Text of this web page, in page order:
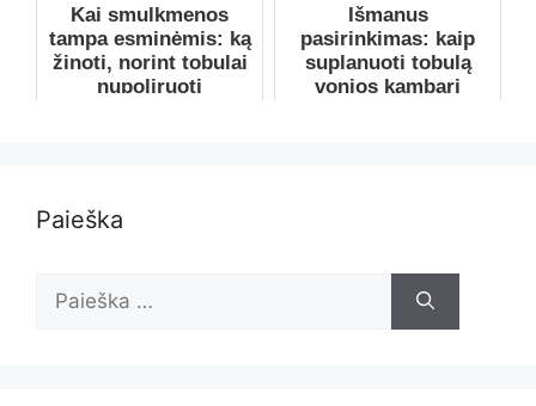
Kai smulkmenos
tampa esminėmis: ką
žinoti, norint tobulai
nupoliruoti
Išmanus
pasirinkimas: kaip
suplanuoti tobulą
vonios kambarį
Paieška
Ieškoti: